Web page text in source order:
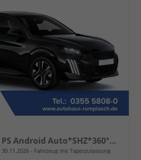
Allure Turbo 100 PS Android Auto*SHZ*360°*Totwinkel*PDC v/h*Klimaauto*Tempomat*
30.11.2026 Fahrzeug mit Tageszulassung